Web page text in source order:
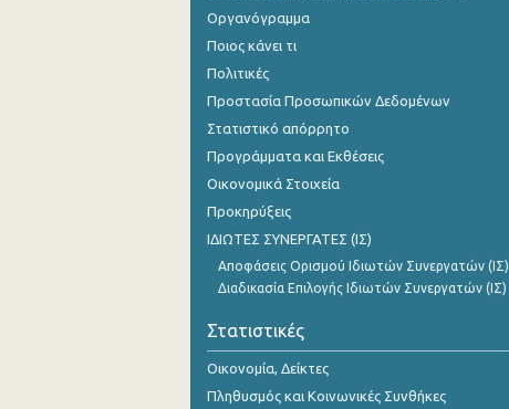
Μαΐου 2024
Απριλίου 2024
Μαρτίου 2024
Φεβρουαρίου 2024
Ιανουαρίου 2024
Δεκεμβρίου 2023
Οκτωβρίου 2023
Σεπτεμβρίου 2023
Οργανόγραμμα
Ποιος κάνει τι
Πολιτικές
Προστασία Προσωπικών Δεδομένων
Στατιστικό απόρρητο
Προγράμματα και Εκθέσεις
Οικονομικά Στοιχεία
Προκηρύξεις
ΙΔΙΩΤΕΣ ΣΥΝΕΡΓΑΤΕΣ (ΙΣ)
Αποφάσεις Ορισμού Ιδιωτών Συνεργατών (ΙΣ)
Διαδικασία Επιλογής Ιδιωτών Συνεργατών (ΙΣ)
Στατιστικές
Οικονομία, Δείκτες
Πληθυσμός και Κοινωνικές Συνθήκες